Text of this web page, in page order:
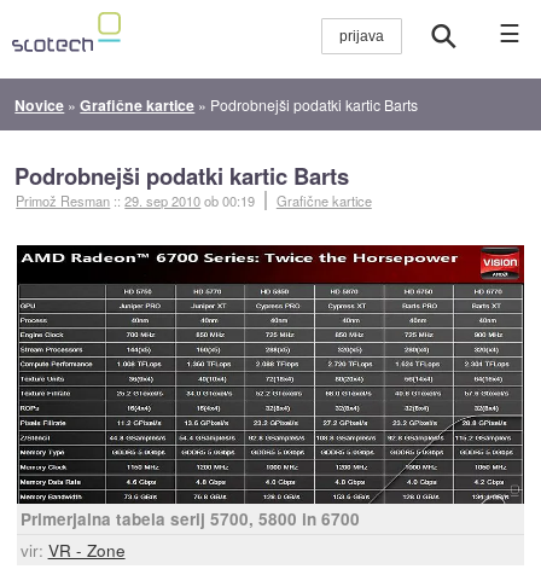
☰
Novice »Grafične kartice » Podrobnejši podatki kartic Barts
Podrobnejši podatki kartic Barts
Primož Resman ::29. sep 2010ob 00:19 Grafične kartice
Primerjalna tabela serij 5700, 5800 in 6700
vir: VR - Zone